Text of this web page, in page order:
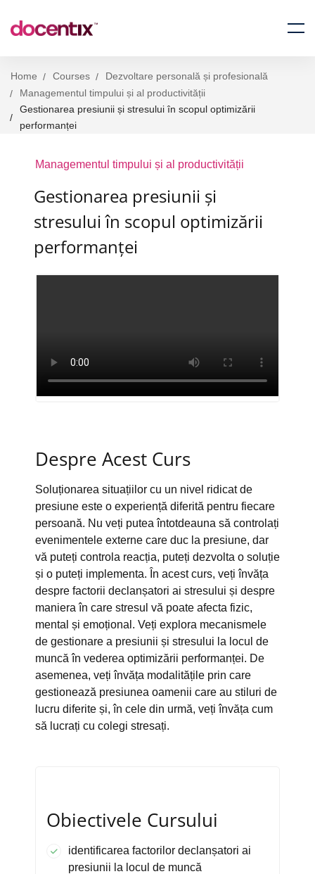
Home Courses
Dezvoltare personală și profesională
Managementul timpului și al productivității
Gestionarea presiunii și stresului în scopul optimizării
performanței
Managementul timpului și al productivității
Gestionarea presiunii și
stresului în scopul optimizării
performanței
Despre Acest Curs
Soluționarea situațiilor cu un nivel ridicat de
presiune este o experiență diferită pentru fiecare
persoană. Nu veți putea întotdeauna să controlați
evenimentele externe care duc la presiune, dar
vă puteți controla reacția, puteți dezvolta o soluție
și o puteți implementa. În acest curs, veți învăța
despre factorii declanșatori ai stresului și despre
maniera în care stresul vă poate afecta fizic,
mental și emoțional. Veți explora mecanismele
de gestionare a presiunii și stresului la locul de
muncă în vederea optimizării performanței. De
asemenea, veți învăța modalitățile prin care
gestionează presiunea oamenii care au stiluri de
lucru diferite și, în cele din urmă, veți învăța cum
să lucrați cu colegi stresați.
Obiectivele Cursului
identificarea factorilor declanșatori ai
presiunii la locul de muncă